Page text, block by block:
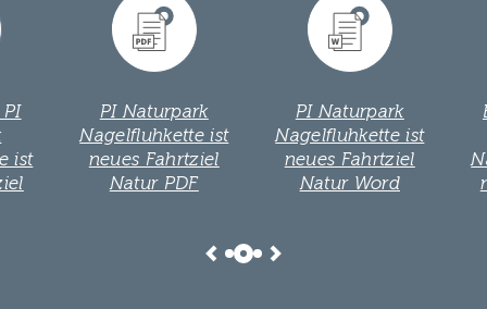
Naturpark
ist
Fahrtziel
Natur PDF
PI Naturpark
Nagelfluhkette ist
neues Fahrtziel
Natur Word
Bildauswahl
Naturpark
neues